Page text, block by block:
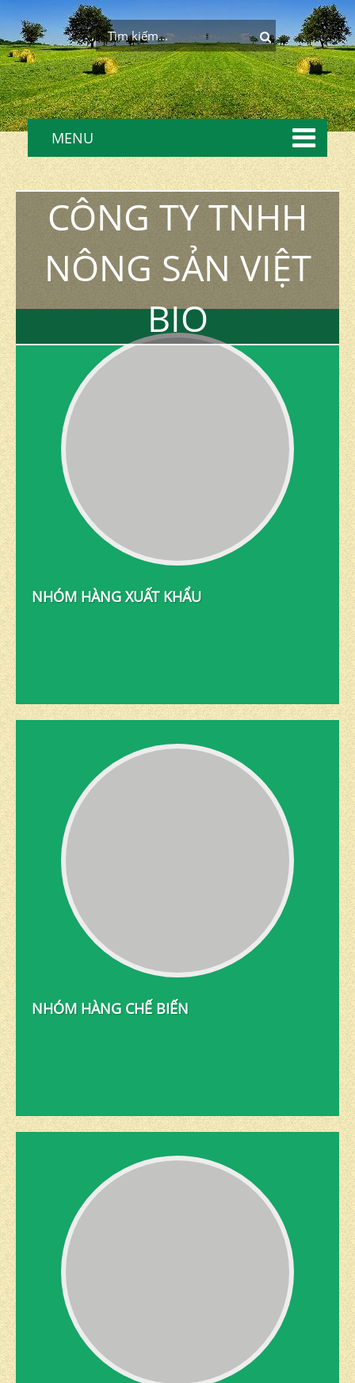
MENU
CÔNG TY TNHH
NÔNG SẢN VIỆT
BIO
NHÓM HÀNG XUẤT KHẨU
NHÓM HÀNG CHẾ BIẾN